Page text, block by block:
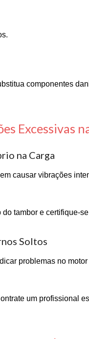
componentes
Excessivas
na Carga
causar vibrações
tambor e certifique-
Soltos
problemas no
um profissional